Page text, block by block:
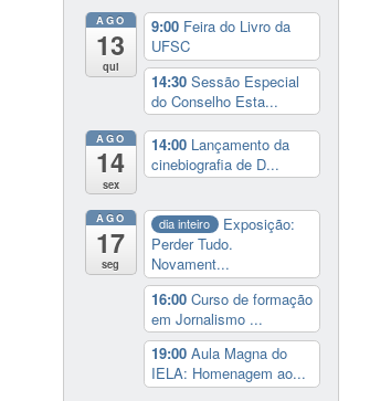
AGO
13
qui
9:00 Feira do Livro da
UFSC
14:30 Sessão Especial
do Conselho Esta...
AGO
14
sex
14:00 Lançamento da
cinebiografia de D...
AGO
17
seg
dia inteiro
Exposição:
Perder Tudo.
Novament...
16:00 Curso de formação
em Jornalismo ...
19:00 Aula Magna do
IELA: Homenagem ao...